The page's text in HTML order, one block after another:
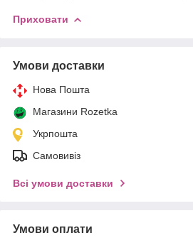
Приховати
Умови доставки
Нова Пошта
Магазини Rozetka
Укрпошта
Самовивіз
Всі умови доставки
Умови оплати